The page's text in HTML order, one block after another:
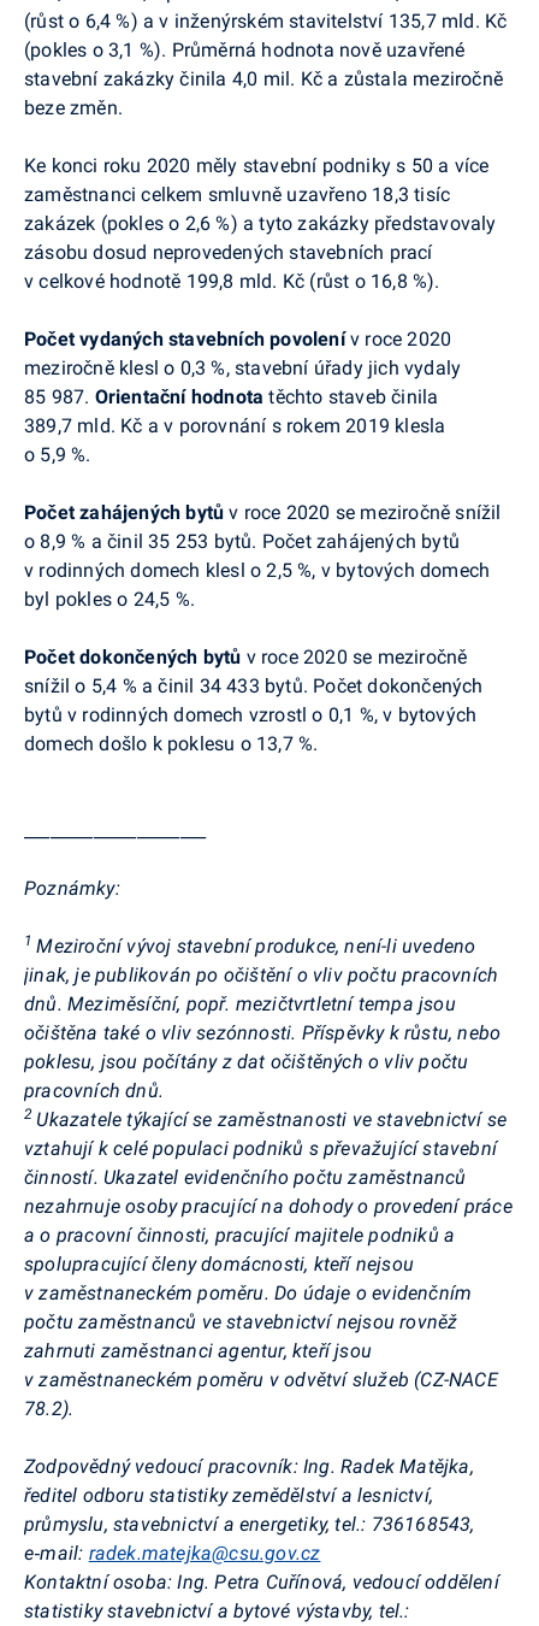
(růst o 6,4 %) a v inženýrském stavitelství 135,7 mld. Kč
(pokles o 3,1 %). Průměrná hodnota nově uzavřené
stavební zakázky činila 4,0 mil. Kč a zůstala meziročně
beze změn.
Ke konci roku 2020 měly stavební podniky s 50 a více
zaměstnanci celkem smluvně uzavřeno 18,3tisíc
zakázek (pokles o 2,6 %) a tyto zakázky představovaly
zásobu dosud neprovedených stavebních prací
v celkové hodnotě 199,8 mld. Kč (růst o 16,8 %).
Počet vydaných stavebních povolenív roce 2020
meziročně klesl o 0,3 %, stavební úřady jich vydaly
85 987. Orientační hodnotatěchto staveb činila
389,7 mld. Kč a v porovnání s rokem 2019 klesla
o 5,9 %.
Počet zahájených bytů v roce 2020 se meziročně snížil
o 8,9 % a činil 35 253 bytů. Počet zahájených bytů
v rodinných domech klesl o 2,5 %, v bytových domech
byl pokles o 24,5 %.
Počet dokončených bytů v roce 2020 se meziročně
snížil o 5,4 % a činil 34 433 bytů. Počet dokončených
bytů v rodinných domech vzrostl o 0,1 %, v bytových
domech došlo k poklesu o 13,7 %.
Poznámky:
1 Meziroční vývoj stavební produkce, není-li uvedeno
jinak, je publikován po očištění o vliv počtu pracovních
dnů. Meziměsíční, popř. mezičtvrtletní tempa jsou
očištěna také o vliv sezónnosti. Příspěvky k růstu, nebo
poklesu, jsou počítány z dat očištěných o vliv počtu
pracovních dnů.
2 Ukazatele týkající se zaměstnanosti ve stavebnictví se
vztahují k celé populaci podniků s převažující stavební
činností. Ukazatel evidenčního počtu zaměstnanců
nezahrnuje osoby pracující na dohody o provedení práce
a o pracovní činnosti, pracující majitele podniků a
spolupracující členy domácnosti, kteří nejsou
v zaměstnaneckém poměru. Do údaje o evidenčním
počtu zaměstnanců ve stavebnictví nejsou rovněž
zahrnuti zaměstnanci agentur, kteří jsou
v zaměstnaneckém poměru v odvětví služeb (CZ-NACE
78.2).
Zodpovědný vedoucí pracovník: Ing. Radek Matějka,
ředitel odboru statistiky zemědělství a lesnictví,
průmyslu, stavebnictví a energetiky, tel.: 736168543,
e‑mail: radek.matejka@csu.gov.cz
Kontaktní osoba: Ing. Petra Cuřínová, vedoucí oddělení
statistiky stavebnictví a bytové výstavby, tel.: